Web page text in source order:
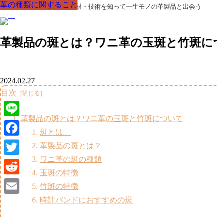
革製品の部品の呼び名・素材・技術を知って一生モノの革製品と出会う
革製品の斑とは？ワニ革の玉斑と竹斑に
革の種類に関すること
2024.02.27
目次
革製品の斑とは？ワニ革の玉斑と竹斑について
斑とは。
革製品の斑とは？
ワニ革の斑の種類
玉斑の特徴
竹斑の特徴
時計バンドにおすすめの斑
革の種類に関すること
革の種類に関すること
革の種類に関すること
革の種類に関すること
革の種類に関すること
革の種類に関すること
Line
Facebook
Twitter
Reddit